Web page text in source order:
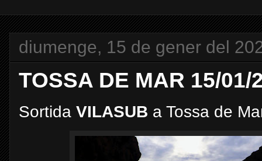
diumenge, 15 de gener del
TOSSA DE MAR 15/01/
Sortida VILASUB a Tossa de